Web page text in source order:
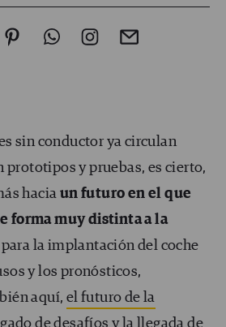
sin conductor ya circulan
prototipos y pruebas, es cierto,
hacia un futuro en el que
forma muy distinta a la
la implantación del coche
y los pronósticos,
aquí, el futuro de la
de desafíos y la llegada de